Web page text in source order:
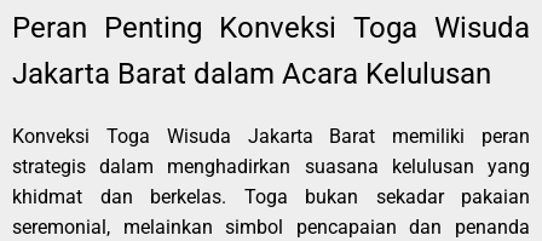
Peran Penting Konveksi Toga Wisuda
Jakarta Barat dalam Acara Kelulusan
Konveksi Toga Wisuda Jakarta Barat memiliki peran
strategis dalam menghadirkan suasana kelulusan yang
khidmat dan berkelas. Toga bukan sekadar pakaian
seremonial, melainkan simbol pencapaian dan penanda